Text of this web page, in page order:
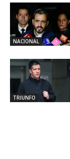
NACIONAL
TRIUNFO